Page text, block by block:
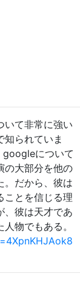
いて非常に強い
知られていま
について
の大部分を他の
。だから、彼は
ことを信じる理
、彼は天才であ
物でもある。